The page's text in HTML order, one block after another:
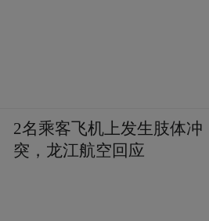
2名乘客飞机上发生肢体冲
突，龙江航空回应